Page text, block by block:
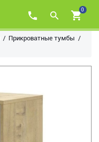
0
Прикроватные тумбы